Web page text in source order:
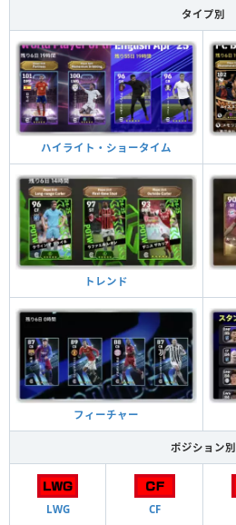
タイプ別
ハイライト・ショータイム
トレンド
フィーチャー
ポジション別
LWG CF